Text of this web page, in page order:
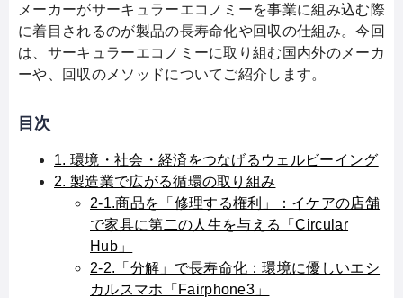
メーカーがサーキュラーエコノミーを事業に組み込む際
に着目されるのが製品の長寿命化や回収の仕組み。今回
は、サーキュラーエコノミーに取り組む国内外のメーカ
ーや、回収のメソッドについてご紹介します。
目次
1. 環境・社会・経済をつなげるウェルビーイング
2. 製造業で広がる循環の取り組み
2-1.商品を「修理する権利」：イケアの店舗
で家具に第二の人生を与える「Circular
Hub」
2-2.「分解」で長寿命化：環境に優しいエシ
カルスマホ「Fairphone3」